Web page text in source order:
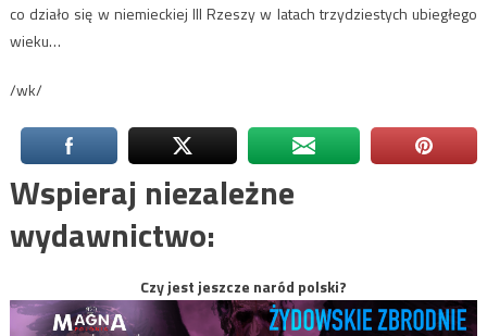
co działo się w niemieckiej III Rzeszy w latach trzydziestych ubiegłego
wieku…
/wk/
Wspieraj niezależne
wydawnictwo:
Czy jest jeszcze naród polski?